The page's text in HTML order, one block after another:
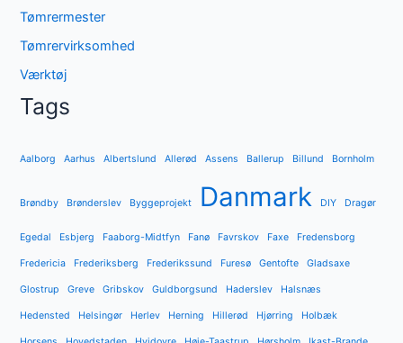
Tømrermester
Tømrervirksomhed
Værktøj
Tags
Aalborg Aarhus Albertslund Allerød Assens Ballerup Billund Bornholm
Brøndby Brønderslev Byggeprojekt Danmark DIY Dragør
Egedal Esbjerg Faaborg-Midtfyn Fanø Favrskov Faxe Fredensborg
Fredericia Frederiksberg Frederikssund Furesø Gentofte Gladsaxe
Glostrup Greve Gribskov Guldborgsund Haderslev Halsnæs
Hedensted Helsingør Herlev Herning Hillerød Hjørring Holbæk